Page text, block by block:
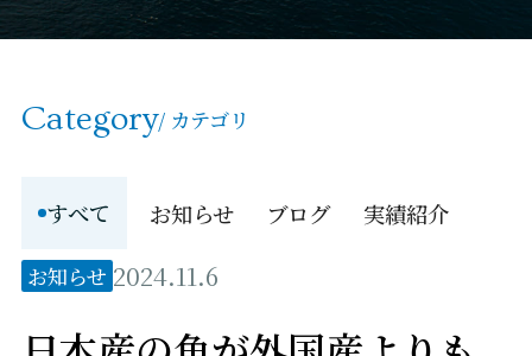
Category/ カテゴリ
すべて お知らせ ブログ 実績紹介
お知らせ 2024.11.6